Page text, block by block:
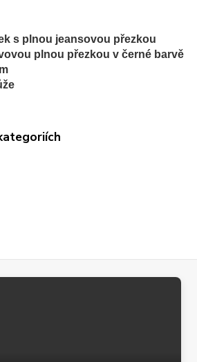
s plnou jeansovou přezkou
plnou přezkou v černé barvě